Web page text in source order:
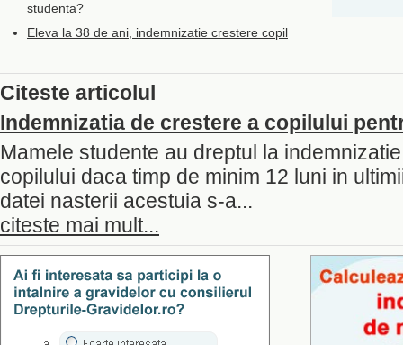
studenta?
Eleva la 38 de ani, indemnizatie crestere copil
Citeste articolul
Indemnizatia de crestere a copilului
Mamele studente au dreptul la
copilului daca timp de minim 12 luni in
datei nasterii acestuia s-a...
citeste mai mult...